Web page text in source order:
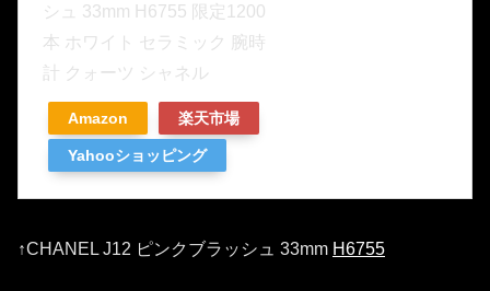
シュ 33mm H6755 限定1200
本 ホワイト セラミック 腕時
計 クォーツ シャネル
Amazon 楽天市場
Yahooショッピング
↑CHANEL J12 ピンクブラッシュ 33mm H6755